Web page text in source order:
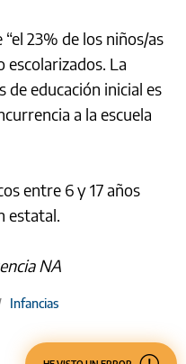
23% de los niños/as
escolarizados. La
de educación inicial es
a la escuela
entre 6 y 17 años
estatal.
NA
Infancias